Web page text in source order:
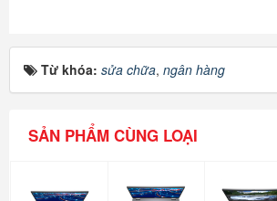
Từ khóa: sửa chữa, ngân hàng
SẢN PHẨM CÙNG LOẠI